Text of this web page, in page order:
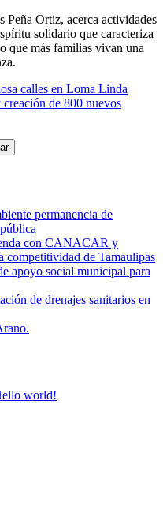
Peña Ortiz, acerca actividades
solidario que caracteriza
que más familias vivan una
calles en Loma Linda
de 800 nuevos
permanencia de
con CANACAR y
de Tamaulipas
apoyo social municipal para
de drenajes sanitarios en
world!